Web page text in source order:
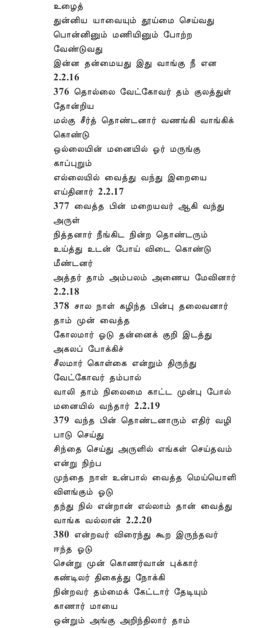
உழைத்
துன்னிய யாவையும் தூய்மை செய்வது
பொன்னினும் மணியினும் போற்ற
வேண்டுவது
இன்ன தன்மையது இது வாங்கு நீ என
2.2.16
376 தொல்லை வேட்கோவர் தம் குலத்துள்
தோன்றிய
மல்கு சீர்த் தொண்டனார் வணங்கி வாங்கிக்
கொண்டு
ஒல்லையின் மனையில் ஓர் மருங்கு
காப்புறும்
எல்லையில் வைத்து வந்து இறையை
எய்தினார் 2.2.17
377 வைத்த பின் மறையவர் ஆகி வந்து
அருள்
நித்தனார் நீங்கிட நின்ற தொண்டரும்
உய்த்து உடன் போய் விடை கொண்டு
மீண்டனர்
அத்தர் தாம் அம்பலம் அணைய மேவினார்
2.2.18
378 சால நாள் கழிந்த பின்பு தலைவனார்
தாம் முன் வைத்த
கோலமார் ஓடு தன்னைக் குறி இடத்து
அகலப் போக்கிச்
சீலமார் கொள்கை என்றும் திருந்து
வேட்கோவர் தம்பால்
வாலி தாம் நிலைமை காட்ட முன்பு போல்
மனையில் வந்தார் 2.2.19
379 வந்த பின் தொண்டனாரும் எதிர் வழி
பாடு செய்து
சிந்தை செய்து அருளில் எங்கள் செய்தவம்
என்று நிற்ப
முந்தை நாள் உன்பால் வைத்த மெய்யொளி
விளங்கும் ஓடு
தந்து நில் என்றான் எல்லாம் தான் வைத்து
வாங்க வல்லான் 2.2.20
380 என்றவர் விரைந்து கூற இருந்தவர்
ஈந்த ஓடு
சென்று முன் கொணர்வான் புக்கார்
கண்டிலர் திகைத்து நோக்கி
நின்றவர் தம்மைக் கேட்டார் தேடியும்
காணார் மாயை
ஒன்றும் அங்கு அறிந்திலார் தாம்